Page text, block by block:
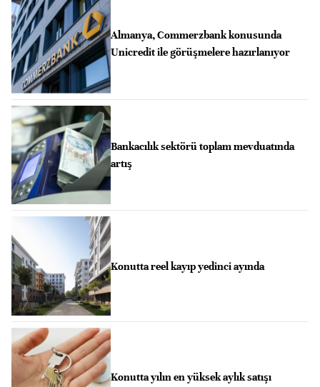
Almanya, Commerzbank konusunda
Unicredit ile görüşmelere hazırlanıyor
Bankacılık sektörü toplam mevduatında
artış
Konutta reel kayıp yedinci ayında
Konutta yılın en yüksek aylık satışı